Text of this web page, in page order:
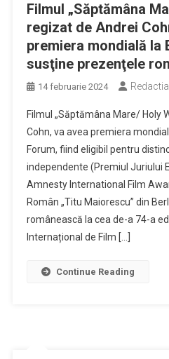
Filmul „Săptămâna
regizat de Andrei
premiera mondială la
susţine prezenţele
14 februarie 2024 Redactia
Filmul „Săptămâna Mare/ Holy
Cohn, va avea premiera
Forum, fiind eligibil pentru
independente (Premiul Juriului
Amnesty International Film
Român „Titu Maiorescu” din
românească la cea de-a 74-a
Internațional de Film […]
Continue Reading